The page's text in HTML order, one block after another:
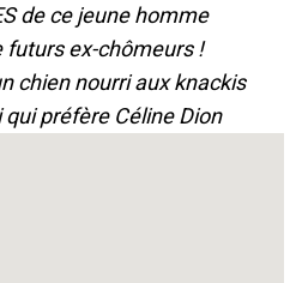
de ce jeune homme
futurs ex-chômeurs !
chien nourri auxknackis
préfère Céline Dion
Jacky Berthelot !
Mère de toutes les